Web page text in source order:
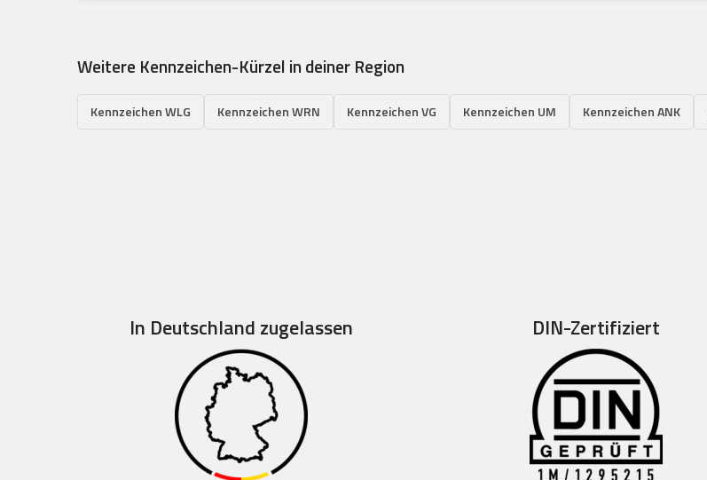
Weitere Kennzeichen-Kürzel in deiner Region
Kennzeichen WLG Kennzeichen WRN Kennzeichen VG Kennzeichen UM Kennzeichen ANK
In Deutschland zugelassen DIN-Zertifiziert